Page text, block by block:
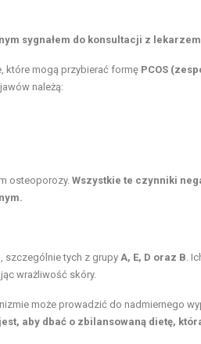
sygnałem do konsultacji z
które mogą przybierać formę PCOS
należą:
osteoporozy. Wszystkie te czynniki
szczególnie tych z grupyA, E, D oraz B.
wrażliwość skóry.
może prowadzić do nadmiernego
aby dbać o zbilansowaną dietę,